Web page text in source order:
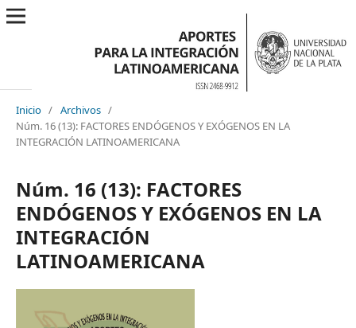
Inicio / Archivos /
Núm. 16 (13): FACTORES ENDÓGENOS Y EXÓGENOS EN LA
INTEGRACIÓN LATINOAMERICANA
Núm. 16 (13): FACTORES
ENDÓGENOS Y EXÓGENOS EN LA
INTEGRACIÓN
LATINOAMERICANA